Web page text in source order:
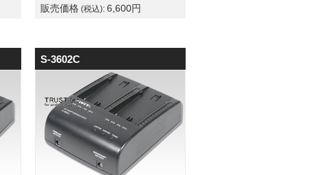
販売価格 (税込): 6,600円
S-3602C